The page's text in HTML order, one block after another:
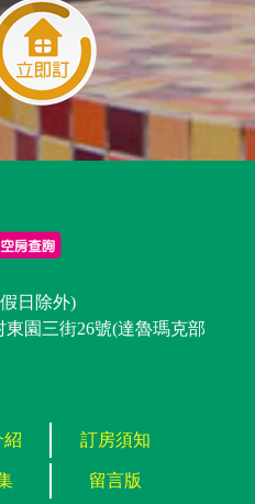
日除外)
園三街26號(達魯瑪克部
紹 訂房須知
留言版